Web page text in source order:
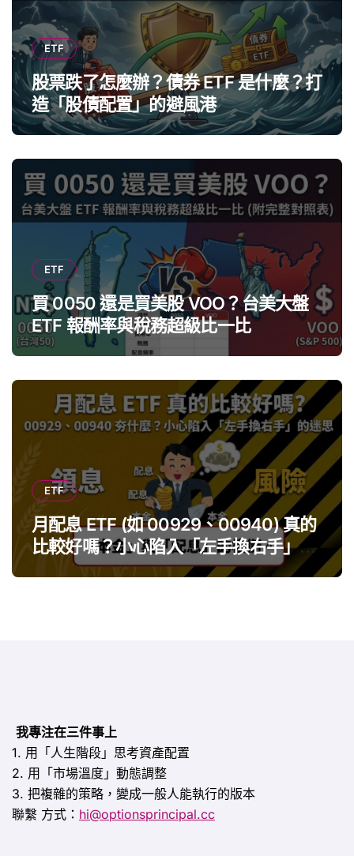
ETF
股票跌了怎麼辦？債券 ETF 是什麼？打
造「股債配置」的避風港
ETF
買 0050 還是買美股 VOO？台美大盤
ETF 報酬率與稅務超級比一比
ETF
月配息 ETF (如 00929、00940) 真的
比較好嗎？小心陷入「左手換右手」迷
我專注在三件事上
1. 用「人生階段」思考資產配置
2. 用「市場溫度」動態調整
3. 把複雜的策略，變成一般人能執行的版本
聯繫 方式： hi@optionsprincipal.cc